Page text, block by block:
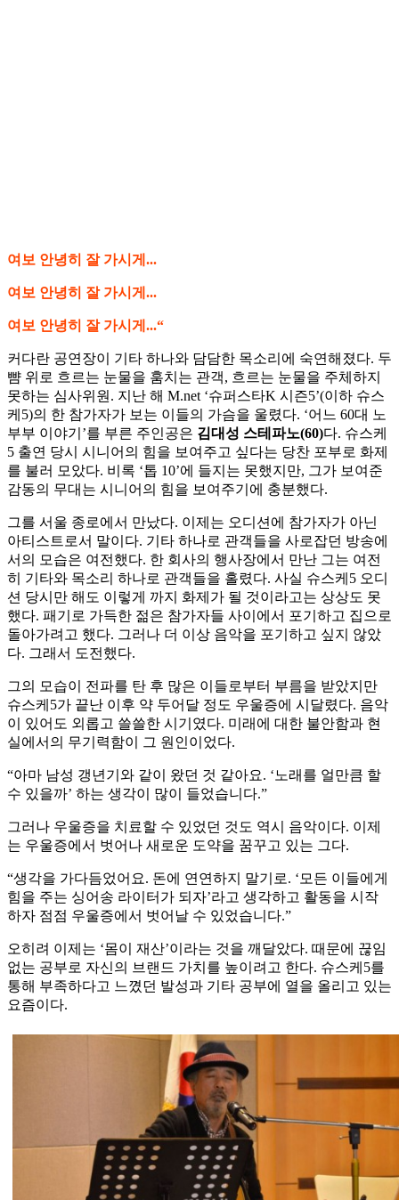
여보 안녕히 잘 가시게...
여보 안녕히 잘 가시게...
여보 안녕히 잘 가시게...“
커다란 공연장이 기타 하나와 담담한 목소리에 숙연해졌다. 두
뺨 위로 흐르는 눈물을 훔치는 관객, 흐르는 눈물을 주체하지
못하는 심사위원. 지난 해 M.net ‘슈퍼스타K 시즌5’(이하 슈스
케5)의 한 참가자가 보는 이들의 가슴을 울렸다. ‘어느 60대 노
부부 이야기’를 부른 주인공은 김대성 스테파노(60)다. 슈스케
5 출연 당시 시니어의 힘을 보여주고 싶다는 당찬 포부로 화제
를 불러 모았다. 비록 ‘톱 10’에 들지는 못했지만, 그가 보여준
감동의 무대는 시니어의 힘을 보여주기에 충분했다.
그를 서울 종로에서 만났다. 이제는 오디션에 참가자가 아닌
아티스트로서 말이다. 기타 하나로 관객들을 사로잡던 방송에
서의 모습은 여전했다. 한 회사의 행사장에서 만난 그는 여전
히 기타와 목소리 하나로 관객들을 홀렸다. 사실 슈스케5 오디
션 당시만 해도 이렇게 까지 화제가 될 것이라고는 상상도 못
했다. 패기로 가득한 젊은 참가자들 사이에서 포기하고 집으로
돌아가려고 했다. 그러나 더 이상 음악을 포기하고 싶지 않았
다. 그래서 도전했다.
그의 모습이 전파를 탄 후 많은 이들로부터 부름을 받았지만
슈스케5가 끝난 이후 약 두어달 정도 우울증에 시달렸다. 음악
이 있어도 외롭고 쓸쓸한 시기였다. 미래에 대한 불안함과 현
실에서의 무기력함이 그 원인이었다.
“아마 남성 갱년기와 같이 왔던 것 같아요. ‘노래를 얼만큼 할
수 있을까’ 하는 생각이 많이 들었습니다.”
그러나 우울증을 치료할 수 있었던 것도 역시 음악이다. 이제
는 우울증에서 벗어나 새로운 도약을 꿈꾸고 있는 그다.
“생각을 가다듬었어요. 돈에 연연하지 말기로. ‘모든 이들에게
힘을 주는 싱어송 라이터가 되자’라고 생각하고 활동을 시작
하자 점점 우울증에서 벗어날 수 있었습니다.”
오히려 이제는 ‘몸이 재산’이라는 것을 깨달았다. 때문에 끊임
없는 공부로 자신의 브랜드 가치를 높이려고 한다. 슈스케5를
통해 부족하다고 느꼈던 발성과 기타 공부에 열을 올리고 있는
요즘이다.